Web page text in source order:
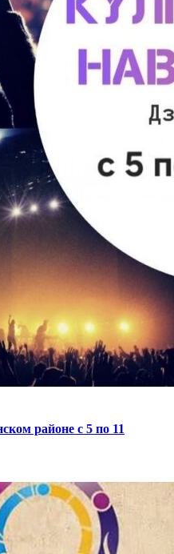
районе с 5 по 11